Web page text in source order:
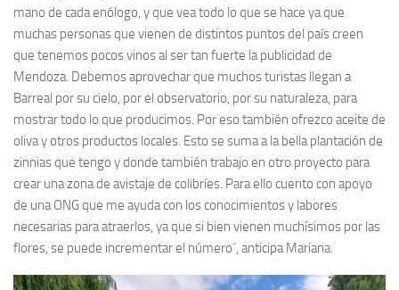
mano de cada enólogo, y que vea todo lo que se hace ya que
muchas personas que vienen de distintos puntos del país creen
que tenemos pocos vinos al ser tan fuerte la publicidad de
Mendoza. Debemos aprovechar que muchos turistas llegan a
Barreal por su cielo, por el observatorio, por su naturaleza, para
mostrar todo lo que producimos. Por eso también ofrezco aceite de
oliva y otros productos locales. Esto se suma a la bella plantación de
zinnias que tengo y donde también trabajo en otro proyecto para
crear una zona de avistaje de colibríes. Para ello cuento con apoyo
de una ONG que me ayuda con los conocimientos y labores
necesarias para atraerlos, ya que si bien vienen muchísimos por las
flores, se puede incrementar el número´, anticipa Mariana.